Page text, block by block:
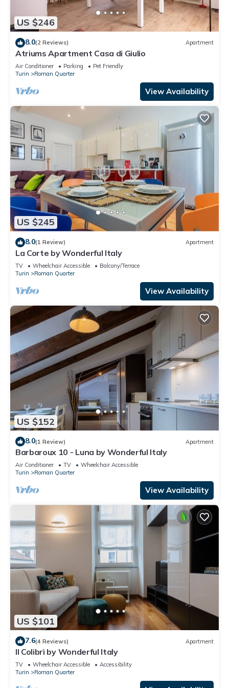
US $246
8.0(2 Reviews) Apartment
Atriums Apartment Casa di Giulio
Air Conditioner Parking
Pet Friendly
Turin
Roman Quarter
View Availability
US $245
8.0(1 Review) Apartment
La Corte by Wonderful Italy
TV Wheelchair Accessible
Balcony/Terrace
Turin
Roman Quarter
View Availability
US $152
8.0(1 Review) Apartment
Barbaroux 10 - Luna by Wonderful Italy
Air Conditioner TV
Wheelchair Accessible
Turin
Roman Quarter
View Availability
US $101
7.6(4 Reviews) Apartment
Il Colibrì by Wonderful Italy
TV Wheelchair Accessible
Accessibility
Turin
Roman Quarter